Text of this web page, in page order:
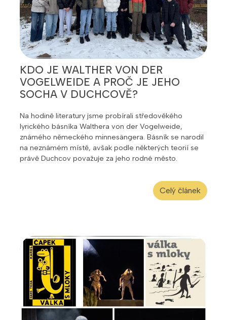
KDO JE WALTHER VON DER
VOGELWEIDE A PROČ JE JEHO
SOCHA V DUCHCOVĚ?
Na hodině literatury jsme probírali středověkého
lyrického básníka Walthera von der Vogelweide,
známého německého minnesängera. Básník se narodil
na neznámém místě, avšak podle některých teorií se
právě Duchcov považuje za jeho rodné město.
Celý článek